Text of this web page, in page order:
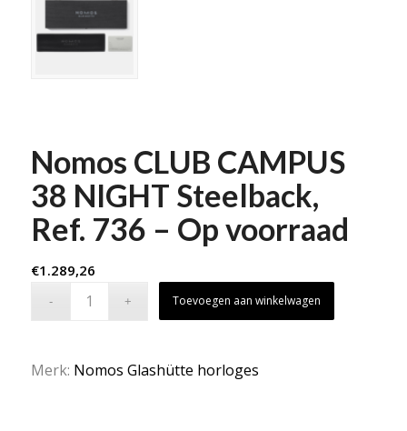
Nomos CLUB CAMPUS
38 NIGHT Steelback,
Ref. 736 – Op voorraad
€1.289,26
Toevoegen aan winkelwagen
Merk: Nomos Glashütte horloges